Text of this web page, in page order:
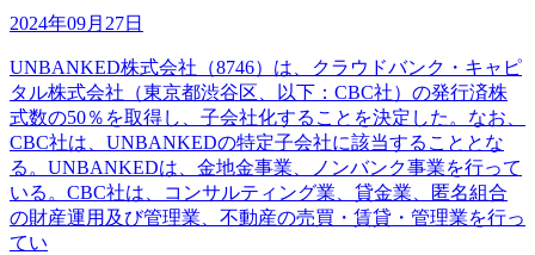
2024年09月27日
UNBANKED株式会社（8746）は、クラウドバンク・キャピ
タル株式会社（東京都渋谷区、以下：CBC社）の発行済株
式数の50％を取得し、子会社化することを決定した。なお、
CBC社は、UNBANKEDの特定子会社に該当することとな
る。UNBANKEDは、金地金事業、ノンバンク事業を行って
いる。CBC社は、コンサルティング業、貸金業、匿名組合
の財産運用及び管理業、不動産の売買・賃貸・管理業を行っ
てい